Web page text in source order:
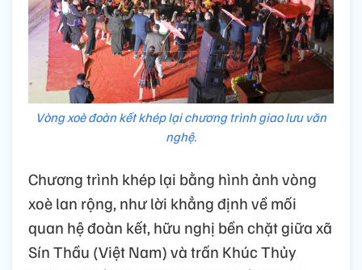
Vòng xoè đoàn kết khép lại chương trình giao lưu văn
nghệ.
Chương trình khép lại bằng hình ảnh vòng
xoè lan rộng, như lời khẳng định về mối
quan hệ đoàn kết, hữu nghị bền chặt giữa xã
Sín Thầu (Việt Nam) và trấn Khúc Thủy